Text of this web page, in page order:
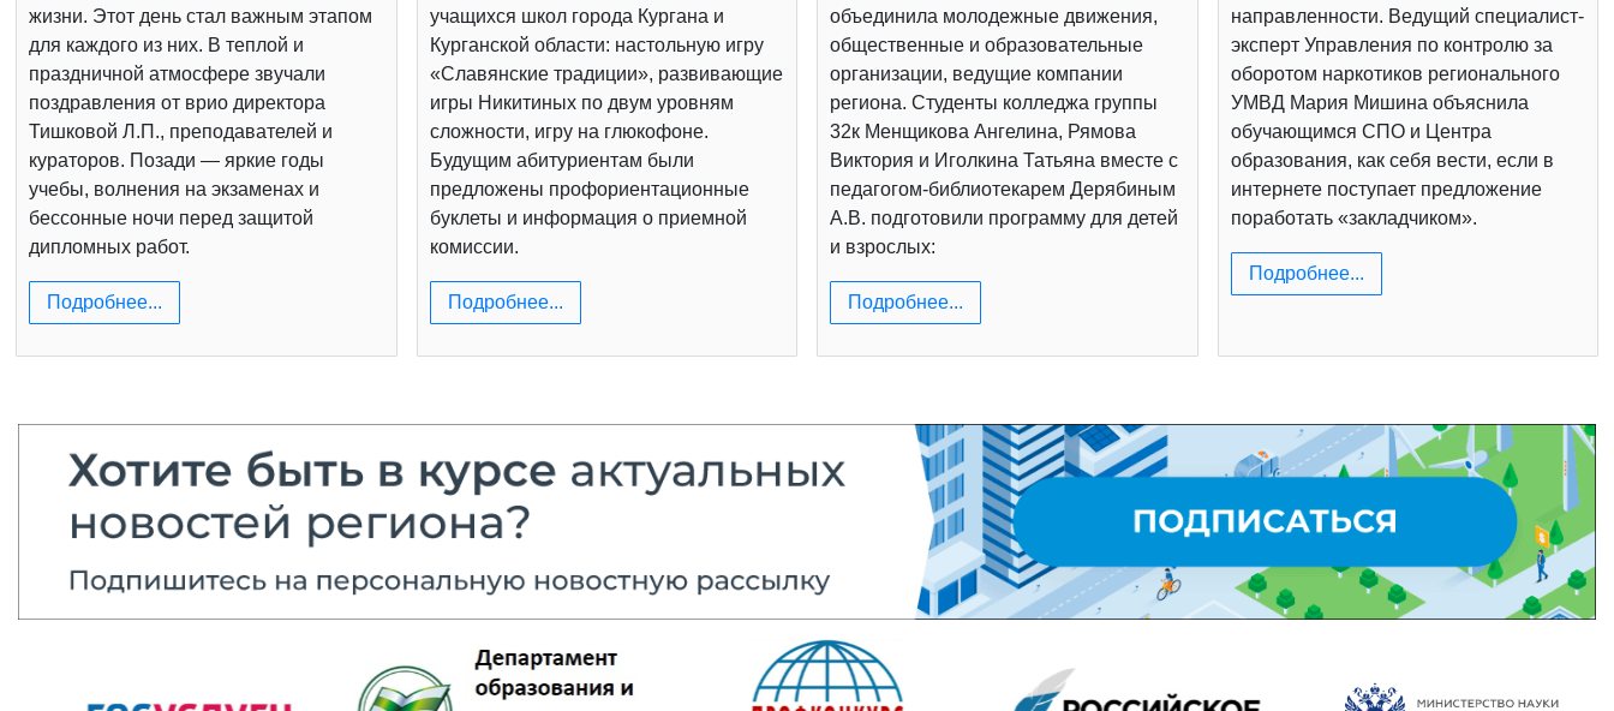
жизни. Этот день стал важным этапом
для каждого из них. В теплой и
праздничной атмосфере звучали
поздравления от врио директора
Тишковой Л.П., преподавателей и
кураторов. Позади — яркие годы
учебы, волнения на экзаменах и
бессонные ночи перед защитой
дипломных работ.
Подробнее...
учащихся школ города Кургана и
Курганской области: настольную игру
«Славянские традиции», развивающие
игры Никитиных по двум уровням
сложности, игру на глюкофоне.
Будущим абитуриентам были
предложены профориентационные
буклеты и информация о приемной
комиссии.
Подробнее...
объединила молодежные движения,
общественные и образовательные
организации, ведущие компании
региона. Студенты колледжа группы
32к Менщикова Ангелина, Рямова
Виктория и Иголкина Татьяна вместе с
педагогом-библиотекарем Дерябиным
А.В. подготовили программу для детей
и взрослых:
Подробнее...
направленности. Ведущий специалист-
эксперт Управления по контролю за
оборотом наркотиков регионального
УМВД Мария Мишина объяснила
обучающимся СПО и Центра
образования, как себя вести, если в
интернете поступает предложение
поработать «закладчиком».
Подробнее...